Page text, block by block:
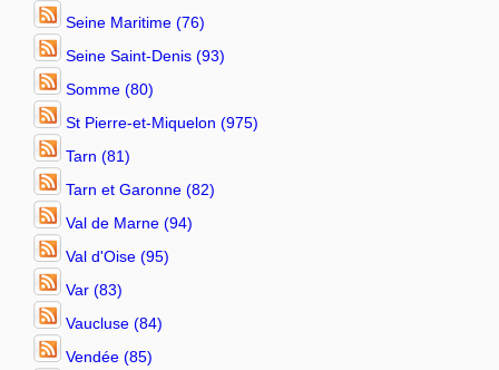
Seine Maritime (76)
Seine Saint-Denis (93)
Somme (80)
St Pierre-et-Miquelon (975)
Tarn (81)
Tarn et Garonne (82)
Val de Marne (94)
Val d'Oise (95)
Var (83)
Vaucluse (84)
Vendée (85)